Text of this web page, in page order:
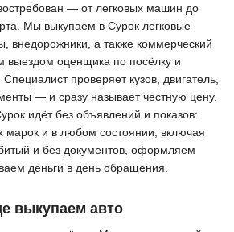
— от легковых машин до
Мы выкупаем в Сурок легковые
внедорожники, а также коммерческий
выездом оценщика по посёлку и
проверяет кузов, двигатель,
— и сразу называет честную цену.
идёт без объявлений и показов:
марок и в любом состоянии, включая
и без документов, оформляем
деньги в день обращения.
выкупаем авто